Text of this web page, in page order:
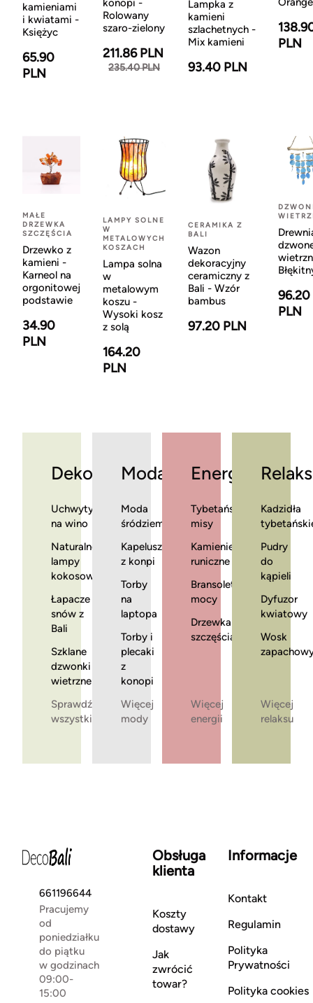
kamieniami
i kwiatami -
Księżyc
65.90
PLN
konopi -
Rolowany
szaro-zielony
211.86 PLN
235.40 PLN
Lampka z
kamieni
szlachetnych -
Mix kamieni
93.40 PLN
PLN
MAŁE
DRZEWKA
SZCZĘŚCIA
Drzewko z
kamieni -
Karneol na
orgonitowej
podstawie
34.90
PLN
LAMPY SOLNE
W
METALOWYCH
KOSZACH
Lampa solna
w
metalowym
koszu -
Wysoki kosz
z solą
164.20
PLN
CERAMIKA Z
BALI
Wazon
dekoracyjny
ceramiczny z
Bali - Wzór
bambus
97.20 PLN
96.20
PLN
Dekoracje
Uchwyty
na wino
Naturalne
lampy
kokosowe
Łapacze
snów z
Bali
Szklane
dzwonki
wietrzne
Sprawdź
wszystkie
Moda
Moda
śródziemnomorska
Kapelusze
z konpi
Torby
na
laptopa
Torby i
plecaki
z
konopi
Więcej
mody
Energia
Tybetańskie
misy
Kamienie
runiczne
Bransoletki
mocy
Drzewka
szczęścia
Więcej
energii
Relaks
Kadzidła
Pudry
do
kąpieli
Dyfuzor
kwiatowy
Wosk
Więcej
relaksu
661196644
Pracujemy
od
poniedziałku
do piątku
w godzinach
09:00-
15:00
Obsługa
klienta
Koszty
dostawy
Jak
zwrócić
towar?
Informacje
Kontakt
Regulamin
Polityka
Prywatności
Polityka cookies